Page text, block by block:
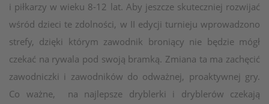
i piłkarzy w wieku 8-12 lat. Aby jeszcze skuteczniej rozwijać
wśród dzieci te zdolności, w II edycji turnieju wprowadzono
strefy, dzięki którym zawodnik broniący nie będzie mógł
czekać na rywala pod swoją bramką. Zmiana ta ma zachęcić
zawodniczki i zawodników do odważnej, proaktywnej gry.
Co ważne, na najlepsze dryblerki i dryblerów czekają